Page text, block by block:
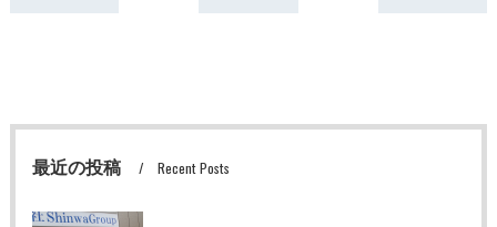
最近の投稿 Recent Posts